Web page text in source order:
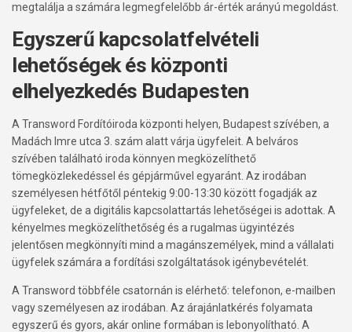
megtalálja a számára legmegfelelőbb ár-érték arányú megoldást.
Egyszerű kapcsolatfelvételi
lehetőségek és központi
elhelyezkedés Budapesten
A Transword Fordítóiroda központi helyen, Budapest szívében, a
Madách Imre utca 3. szám alatt várja ügyfeleit. A belváros
szívében található iroda könnyen megközelíthető
tömegközlekedéssel és gépjárművel egyaránt. Az irodában
személyesen hétfőtől péntekig 9:00-13:30 között fogadják az
ügyfeleket, de a digitális kapcsolattartás lehetőségei is adottak. A
kényelmes megközelíthetőség és a rugalmas ügyintézés
jelentősen megkönnyíti mind a magánszemélyek, mind a vállalati
ügyfelek számára a fordítási szolgáltatások igénybevételét.
A Transword többféle csatornán is elérhető: telefonon, e-mailben
vagy személyesen az irodában. Az árajánlatkérés folyamata
egyszerű és gyors, akár online formában is lebonyolítható. A